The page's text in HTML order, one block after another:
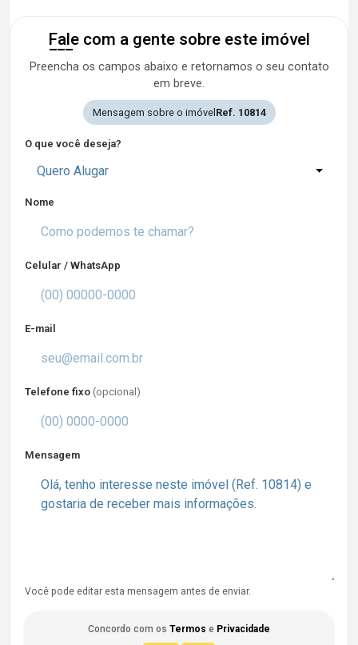
Fale com a gente sobre este imóvel
Preencha os campos abaixo e retornamos o seu contato
em breve.
Mensagem sobre o imóvel Ref. 10814
O que você deseja?
Quero Alugar
Nome
Celular / WhatsApp
E-mail
Telefone fixo (opcional)
Mensagem
Você pode editar esta mensagem antes de enviar.
Concordo com os Termos e Privacidade